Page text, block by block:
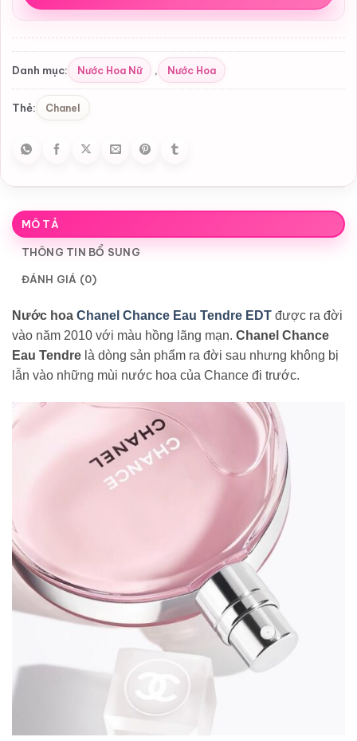
Danh mục: Nước Hoa Nữ , Nước Hoa
Thẻ: Chanel
MÔ TẢ
THÔNG TIN BỔ SUNG
ĐÁNH GIÁ (0)
Nước hoa Chanel Chance Eau Tendre EDT được ra đời
vào năm 2010 với màu hồng lãng mạn. Chanel Chance
Eau Tendre là dòng sản phẩm ra đời sau nhưng không bị
lẫn vào những mùi nước hoa của Chance đi trước.